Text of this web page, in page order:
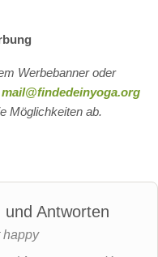
Werbebanner oder
mail@findedeinyoga.org
Möglichkeiten ab.
Antworten
happy